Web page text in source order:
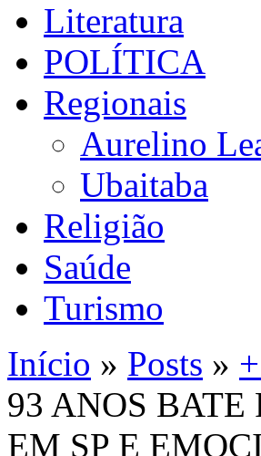
Literatura
POLÍTICA
Regionais
Aurelino
Ubaitaba
Religião
Saúde
Turismo
Início » Posts »
93 ANOS
EM SP E